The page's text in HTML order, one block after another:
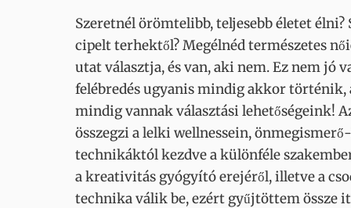
Szeretnél örömtelibb, teljesebb életet
cipelt terhektől? Megélnéd természetes
utat választja, és van, aki nem. Ez nem jó
felébredés ugyanis mindig akkor történik,
mindig vannak választási lehetőségeink!
összegzi a lelki wellnessein,
technikáktól kezdve a különféle
a kreativitás gyógyító erejéről, illetve a
technika válik be, ezért gyűjtöttem össze